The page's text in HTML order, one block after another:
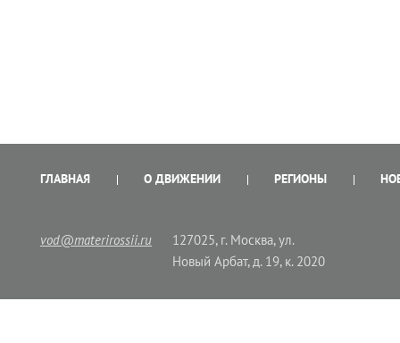
ГЛАВНАЯ О ДВИЖЕНИИ РЕГИОНЫ
vod@materirossii.ru
127025, г. Москва, ул.
Новый Арбат, д. 19, к. 2020